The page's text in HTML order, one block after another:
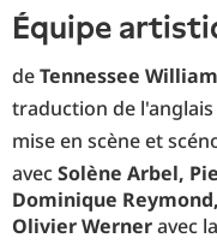
équipe
deTennessee
traduction de l'anglais
mise en scène et
avecSolène Arbel,
Dominique Reymond,
Olivier Werneravec